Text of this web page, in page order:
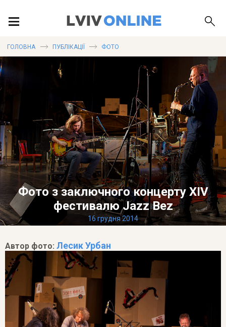
ПУБЛІКАЦІЇ
ДОВІДКА
ГОЛОВНА ПУБЛІКАЦІЇ ФОТО
Фото з заключного концерту XIV
фестивалю Jazz Bez
16 грудня 2014
Автор фото: Лесик Урбан